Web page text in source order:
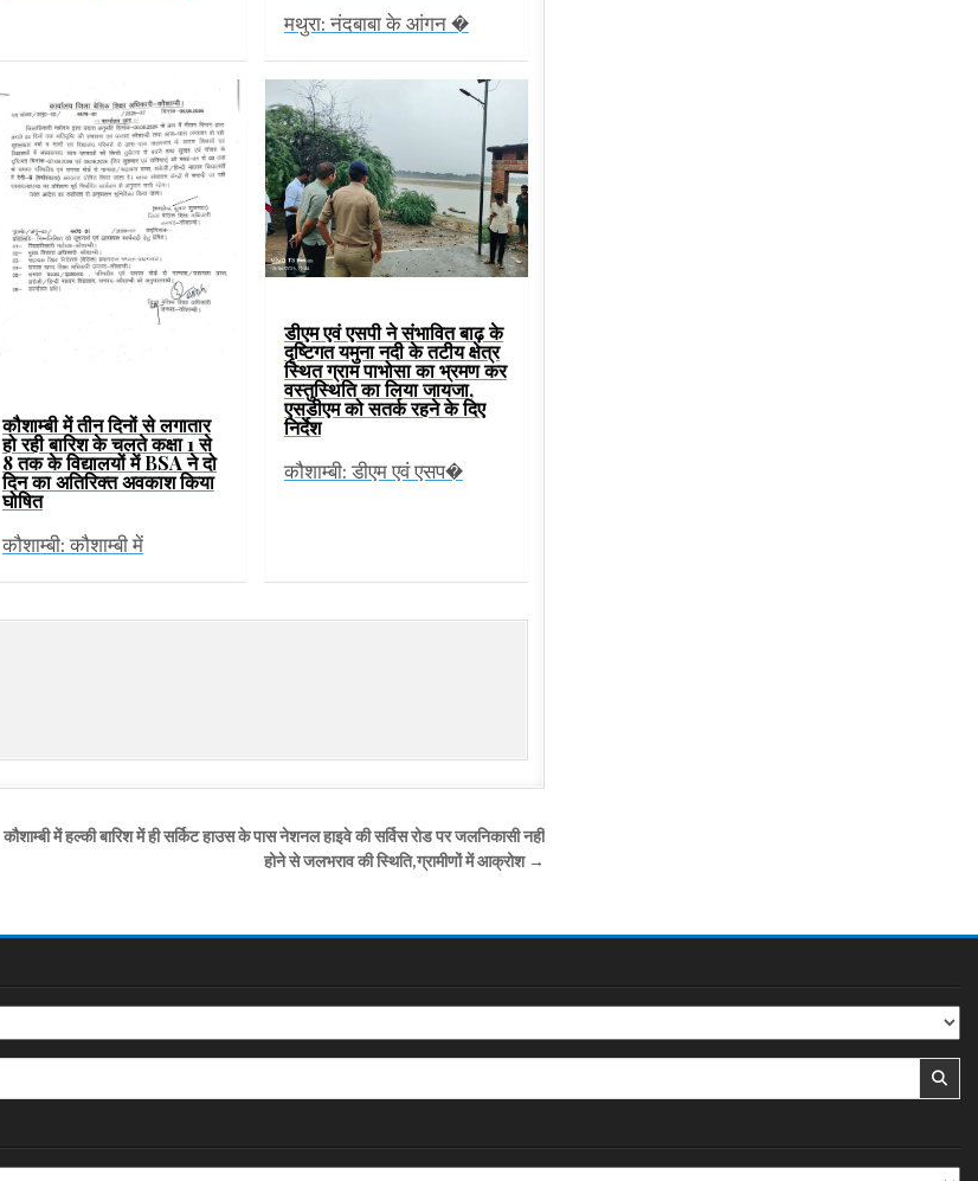
मथुरा: नंदबाबा के आंगन �
कौशाम्बी में तीन दिनों से लगातार
हो रही बारिश के चलते कक्षा 1 से
8 तक के विद्यालयों में BSA ने दो
दिन का अतिरिक्त अवकाश किया
घोषित
कौशाम्बी: कौशाम्बी में
डीएम एवं एसपी ने संभावित बाढ़ के
दृष्टिगत यमुना नदी के तटीय क्षेत्र
स्थित ग्राम पाभोसा का भ्रमण कर
वस्तुस्थिति का लिया जायजा,
एसडीएम को सतर्क रहने के दिए
निर्देश
कौशाम्बी: डीएम एवं एसप�
कौशाम्बी में हल्की बारिश में ही सर्किट हाउस के पास नेशनल हाइवे की सर्विस रोड पर जलनिकासी नहीं
होने से जलभराव की स्थिति,ग्रामीणों में आक्रोश →